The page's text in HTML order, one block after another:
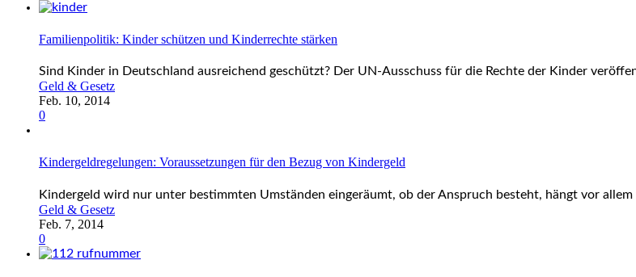
Familienpolitik: Kinder schützen und Kinderrechte stärken
Sind Kinder in Deutschland ausreichend geschützt? Der UN-Ausschuss für die Rechte der Kinder
Geld & Gesetz
Feb. 10, 2014
0
Kindergeldregelungen: Voraussetzungen für den Bezug von Kindergeld
Kindergeld wird nur unter bestimmten Umständen eingeräumt, ob der Anspruch besteht, hängt vor
Geld & Gesetz
Feb. 7, 2014
0